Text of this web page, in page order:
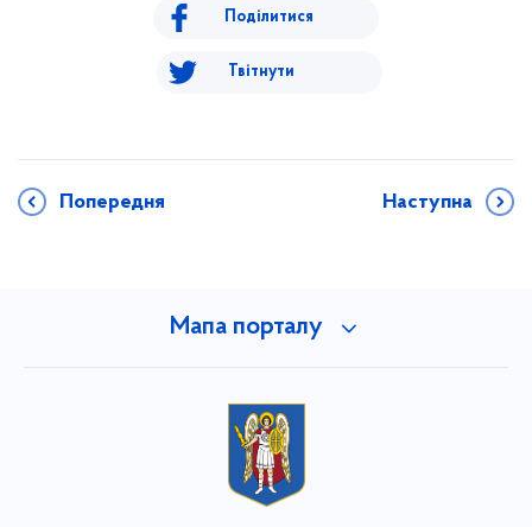
Поділитися
Твітнути
Попередня Наступна
Мапа порталу